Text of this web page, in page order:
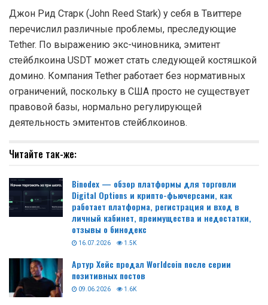
Джон Рид Старк (John Reed Stark) у себя в Твиттере
перечислил различные проблемы, преследующие
Tether. По выражению экс-чиновника, эмитент
стейблкоина USDT может стать следующей костяшкой
домино. Компания Tether работает без нормативных
ограничений, поскольку в США просто не существует
правовой базы, нормально регулирующей
деятельность эмитентов стейблкоинов.
Читайте так-же:
Binodex — обзор платформы для торговли
Digital Options и крипто-фьючерсами, как
работает платформа, регистрация и вход в
личный кабинет, преимущества и недостатки,
отзывы о бинодекс
16.07.2026 1.5K
Артур Хейс продал Worldcoin после серии
позитивных постов
09.06.2026 1.6K